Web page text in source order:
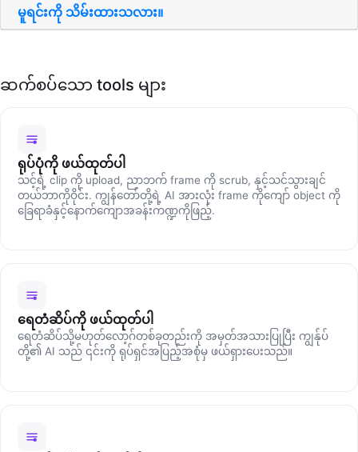
မူရင်းကို သိမ်းထားသလား။
ဆက်စပ်သော tools များ
ရုပ်ပုံကို ဖယ်ထုတ်ပါ
သင့်ရဲ့ clip ကို upload, ညာဘက် frame ကို scrub, နှင့်သင်သွားချင်
တယ်ဘာကိုဝိုင်း. ကျွန်တော်တို့ရဲ့ AI အားလုံး frame ကိုကျော် object ကို
ခြေရာခံနှင့်နောက်ကျောအခန်းကဏ္ဍကိုဖြည့်.
ရေတံဆိပ်ကို ဖယ်ထုတ်ပါ
ရေတံဆိပ်သို့မဟုတ်လော့ဂ်တစ်ခုတည်းကို အမှတ်အသားပြုပြီး ကျွန်ုပ်
တို့၏ AI သည် ၎င်းကို ရုပ်ရှင်အပြည့်အစုံမှ ဖယ်ရှားပေးသည်။